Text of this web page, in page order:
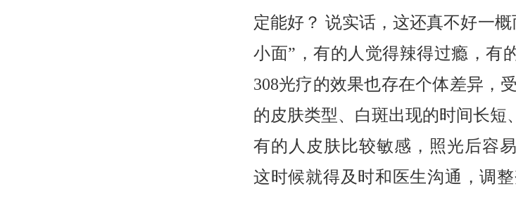
定能好？ 说实话，这还真不好一
小面”，有的人觉得辣得过瘾，有
308光疗的效果也存在个体差异，
的皮肤类型、白斑出现的时间长短
有的人皮肤比较敏感，照光后容
这时候就得及时和医生沟通，调